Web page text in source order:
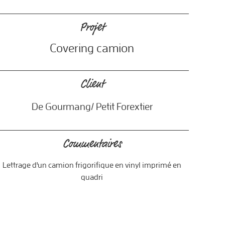
Projet
Covering camion
Client
De Gourmang/ Petit Forextier
Commentaires
Lettrage d'un camion frigorifique en vinyl imprimé en
quadri